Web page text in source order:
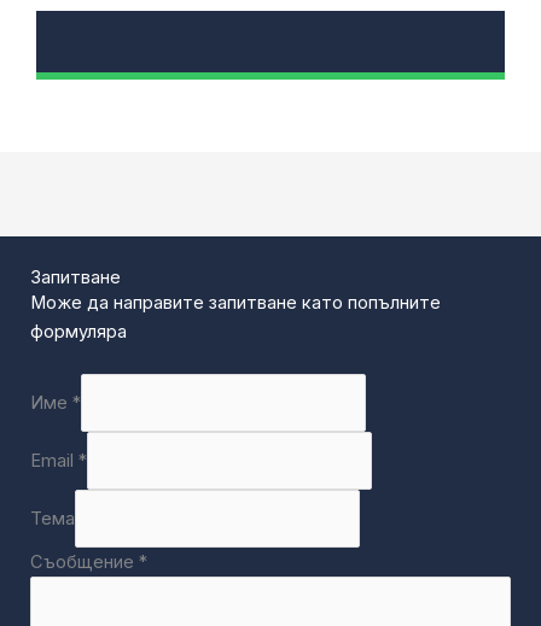
Запитване
Може да направите запитване като попълните
формуляра
Име *
Email *
Тема
Съобщение *